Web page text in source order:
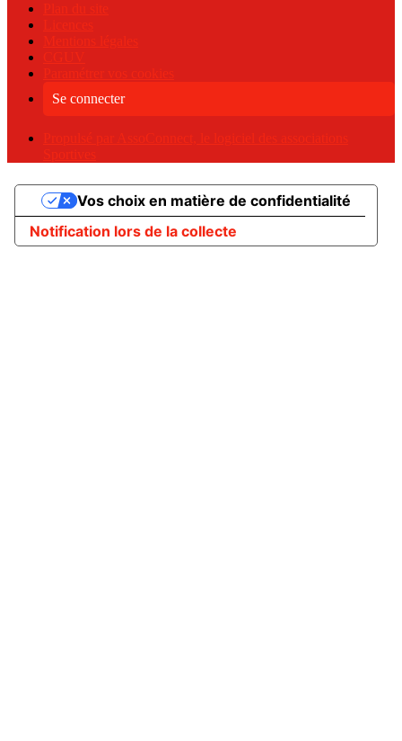
Plan du site
Licences
Mentions légales
CGUV
Paramétrer vos cookies
Se connecter
Propulsé par AssoConnect, le logiciel des associations
Sportives
Notification lors de la collecte
Vos choix en matière de confidentialité